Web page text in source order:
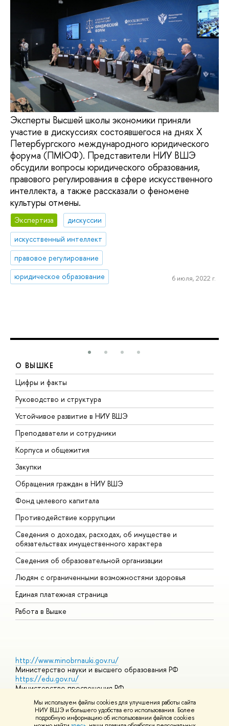
Мы используем файлы cookies для улучшения работы сайта
НИУ ВШЭ и большего удобства его использования. Более
подробную информацию об использовании файлов cookies
Эксперты Высшей школы экономики приняли
участие в дискуссиях состоявшегося на днях X
Петербургского международного юридического
форума (ПМЮФ). Представители НИУ ВШЭ
обсудили вопросы юридического образования,
правового регулирования в сфере искусственного
интеллекта, а также рассказали о феномене
культуры отмены.
Экспертиза
дискуссии
искусственный интеллект
правовое регулирование
юридическое образование
6 июля, 2022 г.
О ВЫШКЕ
Цифры и факты
Руководство и структура
Устойчивое развитие в НИУ ВШЭ
Преподаватели и сотрудники
Корпуса и общежития
Закупки
Обращения граждан в НИУ ВШЭ
Фонд целевого капитала
Противодействие коррупции
Сведения о доходах, расходах, об имуществе и
обязательствах имущественного характера
Сведения об образовательной организации
Людям с ограниченными возможностями здоровья
Единая платежная страница
Работа в Вышке
http://www.minobrnauki.gov.ru/
Министерство науки и высшего образования РФ
https://edu.gov.ru/
Министерство просвещения РФ
https://elearning.hse.ru/mooc
Массовые открытые онлайн-курсы